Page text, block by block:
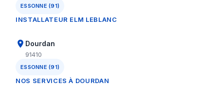
ESSONNE (91)
INSTALLATEUR ELM LEBLANC
Dourdan
91410
ESSONNE (91)
NOS SERVICES À DOURDAN